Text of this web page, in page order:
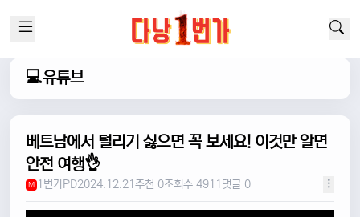
💻유튜브
베트남에서 털리기 싫으면 꼭 보세요! 이것만 알면
안전 여행👌
M 1번가PD2024.12.21 추천 0조회수 4911 댓글 0